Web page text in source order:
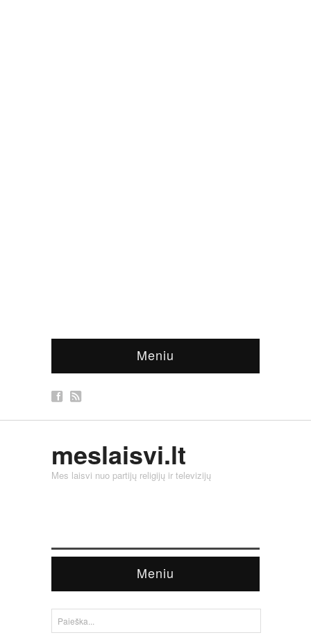
Meniu
meslaisvi.lt
Mes laisvi nuo partijų religijų ir televizijų
Meniu